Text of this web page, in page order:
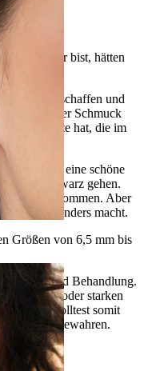
weiter bist, hätten
geschaffen und
dass der Schmuck
Innenseite hat, die im
und hat eine schöne
hin zu schwarz gehen.
zu bekommen. Aber
so besonders macht.
Größen von 6,5 mm bis
Pflege und Behandlung.
oder starken
Du solltest somit
aufbewahren.